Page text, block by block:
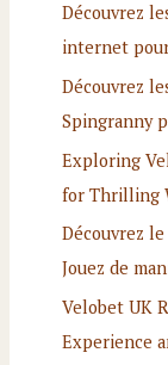
Découvrez
internet
Découvrez
Spingranny
Exploring
for Thrilling
Découvrez
Jouez de
Velobet UK
Experience